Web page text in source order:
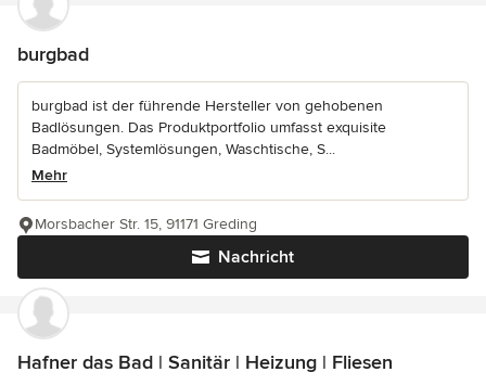
burgbad
burgbad ist der führende Hersteller von gehobenen
Badlösungen. Das Produktportfolio umfasst exquisite
Badmöbel, Systemlösungen, Waschtische, S...
Mehr
Nachricht
Morsbacher Str. 15, 91171 Greding
Hafner das Bad | Sanitär | Heizung | Fliesen